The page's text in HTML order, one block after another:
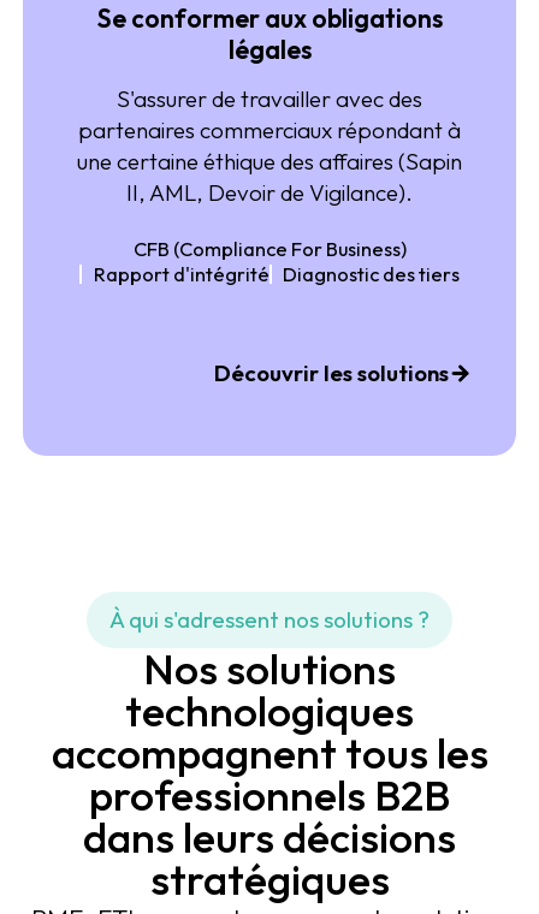
Se conformer aux obligations
légales
S'assurer de travailler avec des
partenaires commerciaux répondant à
une certaine éthique des affaires (Sapin
II, AML, Devoir de Vigilance).
CFB (Compliance For Business)
Rapport d'intégrité
Diagnostic des tiers
Découvrir les solutions
À qui s'adressent nos solutions ?
Nos solutions
technologiques
accompagnent tous les
professionnels B2B
dans leurs décisions
stratégiques